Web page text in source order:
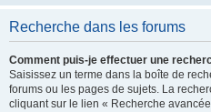
Recherche dans les forums
Comment puis-je effectuer une
Saisissez un terme dans la boîte de
forums ou les pages de sujets. La
cliquant sur le lien « Recherche